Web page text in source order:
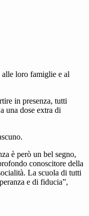
loro famiglie e al
in presenza, tutti
una dose extra di
è però un bel segno,
conoscitore della
La scuola di tutti
e di fiducia”,